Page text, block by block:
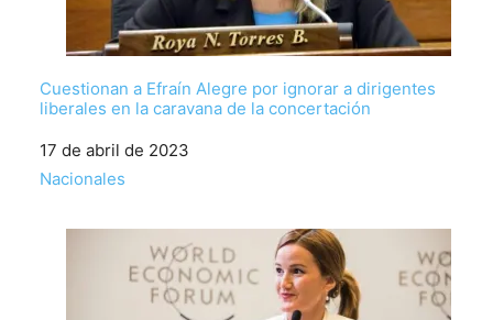
Cuestionan a Efraín Alegre por ignorar a dirigentes
liberales en la caravana de la concertación
Fecha
17 de abril de 2023
Respecto a
Nacionales